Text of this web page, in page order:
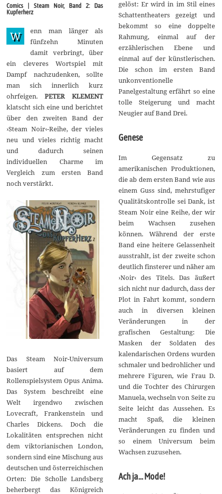
t
e
m
b
e
r
0
1
Comics | Steam Noir, Band 2: Das
Kupferherz
W
enn man länger als
fünfzehn Minuten
damit verbringt, über
ein cleveres Wortspiel mit
Dampf nachzudenken, sollte
man sich innerlich kurz
ohrfeigen.PETER KLEMENT
klatscht sich eine und berichtet
über den zweiten Band der
›Steam Noir‹-Reihe, der vieles
neu und vieles richtig macht
und dadurch seinen
individuellen Charme im
Vergleich zum ersten Band
noch verstärkt.
Das Steam Noir-Universum
basiert auf dem
Rollenspielsystem Opus Anima.
Das System beschreibt eine
Welt irgendwo zwischen
Lovecraft, Frankenstein und
Charles Dickens. Doch die
Lokalitäten entsprechen nicht
dem viktorianischen London,
sondern sind eine Mischung aus
deutschen und österreichischen
Orten: Die Scholle Landsberg
beherbergt das Königreich
gelöst: Er wird in im Stil eines
Schattentheaters gezeigt und
bekommt so eine doppelte
Rahmung, einmal auf der
erzählerischen Ebene und
einmal auf der künstlerischen.
Die schon im ersten Band
unkonventionelle
Panelgestaltung erfährt so eine
tolle Steigerung und macht
Neugier auf Band Drei.
Genese
Im Gegensatz zu
amerikanischen Produktionen,
die ab dem ersten Band wie aus
einem Guss sind, mehrstufiger
Qualitätskontrolle sei Dank, ist
Steam Noir eine Reihe, der wir
beim Wachsen zusehen
können. Während der erste
Band eine heitere Gelassenheit
ausstrahlt, ist der zweite schon
deutlich finsterer und näher am
›Noir‹ des Titels. Das äußert
sich nicht nur dadurch, dass der
Plot in Fahrt kommt, sondern
auch in diversen kleinen
Veränderungen in der
grafischen Gestaltung: Die
Masken der Soldaten des
kalendarischen Ordens wurden
schmaler und bedrohlicher und
mehrere Figuren, wie Frau D.
und die Tochter des Chirurgen
Manuela, wechseln von Seite zu
Seite leicht das Aussehen. Es
macht Spaß, die kleinen
Veränderungen zu finden und
so einem Universum beim
Wachsen zuzusehen.
Ach ja… Mode!